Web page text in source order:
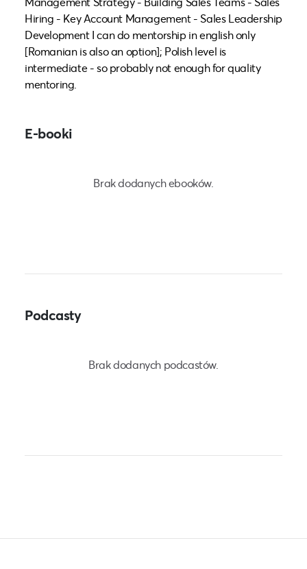
Hiring - Key Account Management - Sales Leadership
Development I can do mentorship in english only
[Romanian is also an option]; Polish level is
intermediate - so probably not enough for quality
mentoring.
E-booki
Brak dodanych ebooków.
Podcasty
Brak dodanych podcastów.